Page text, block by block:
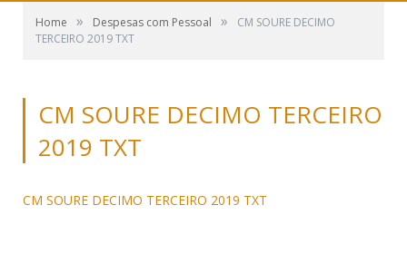
Home » Despesas com Pessoal »
CM SOURE DECIMO
TERCEIRO 2019 TXT
CM SOURE DECIMO TERCEIRO
2019 TXT
CM SOURE DECIMO TERCEIRO 2019 TXT